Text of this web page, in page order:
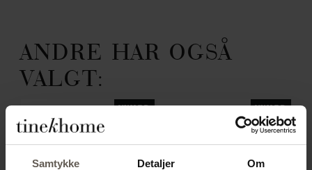
Samtykke Detaljer Om
ANDRE HAR OGSÅ
VALGT:
NYHED NYHED